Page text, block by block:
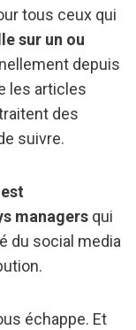
tous ceux qui
sur un ou
depuis
les articles
des
suivre.
managers qui
du social media
échappe. Et